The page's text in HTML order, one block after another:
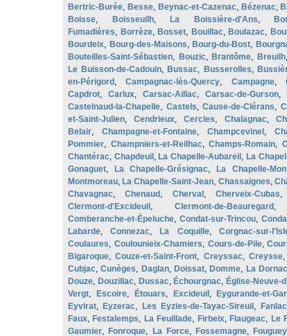
Bertric-Burée, Besse, Beynac-et-Cazenac, Bézenac,
Boisse, Boisseuilh, La Boissière-d'Ans,
Fumadières, Borrèze, Bosset, Bouillac, Boulazac,
Bourdeix, Bourg-des-Maisons, Bourg-du-Bost,
Bouteilles-Saint-Sébastien, Bouzic, Brantôme, Breuilh,
Le Buisson-de-Cadouin, Bussac, Busserolles,
en-Périgord ,Campagnac-lès-Quercy, Campagne,
Capdrot, Carlux, Carsac-Aillac, Carsac-de-Gurson,
Castelnaud-la-Chapelle, Castels,Cause-de-Clérans,
et-Saint-Julien,Cendrieux,Cercles, Chalagnac,
Belair, Champagne-et-Fontaine, Champcevinel ,
Pommier, Champniers-et-Reilhac,Champs-Romain,
Chantérac, Chapdeuil , La Chapelle-Aubareil , La
Gonaguet, La Chapelle-Grésignac, La Chapelle-
Montmoreau, La Chapelle-Saint-Jean, Chassaignes,
Chavagnac,Chenaud , Cherval ,Cherveix-Cubas,
Clermont-d'Excideuil , Clermont-de-Beauregard
Comberanche-et-Épeluche, Condat-sur-Trincou,
Labarde,Connezac, La Coquille, Corgnac-sur-
Coulaures, Coulounieix-Chamiers, Cours-de-Pile,
Bigaroque,Couze-et-Saint-Front, Creyssac, Creysse,
Cubjac,Cunèges, Daglan, Doissat, Domme, La Dornac
Douze, Douzillac, Dussac, Échourgnac, Église-Neuve-
Vergt, Escoire, Étouars, Excideuil , Eygurande-et-
Eyvirat, Eyzerac, Les Eyzies-de-Tayac-Sireuil , Fanlac
Faux, Festalemps, La Feuillade, Firbeix, Flaugeac, Le
Gaumier, Fonroque, La Force, Fossemagne,